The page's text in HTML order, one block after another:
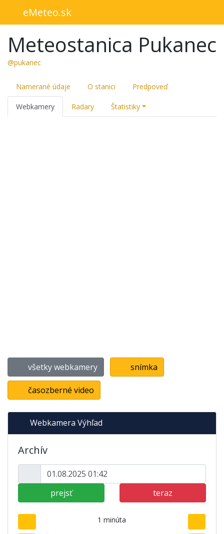
eMeteo.sk
Meteostanica Pukanec
@pukanec
Namerané údaje O stanici Predpoveď
Webkamery Radary Štatistiky
všetky webkamery snímka
časozberné video
Webkamera Výhľad
Archív
prejsť teraz
1 minúta